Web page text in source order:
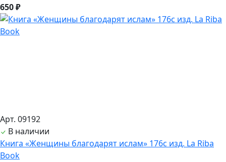
650 ₽
Арт. 09192
В наличии
Книга «Женщины благодарят ислам» 176с изд. La Riba
Book